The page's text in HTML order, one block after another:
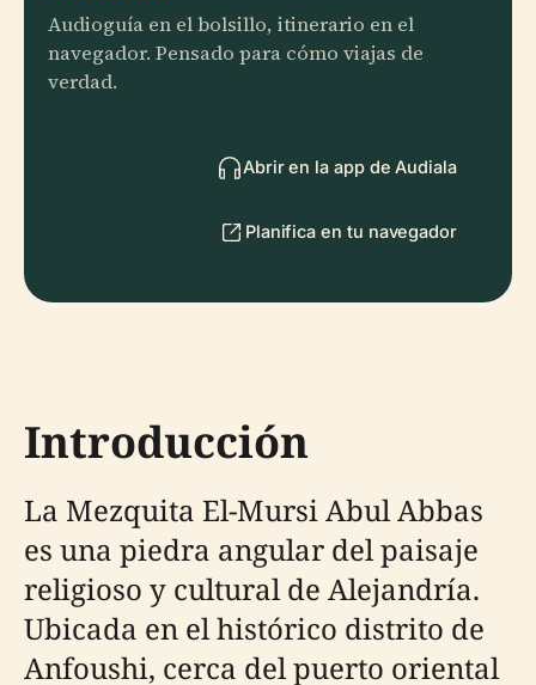
Audioguía en el bolsillo, itinerario en el
navegador. Pensado para cómo viajas de
verdad.
Abrir en la app de Audiala
Planifica en tu navegador
Introducción
La Mezquita El-Mursi Abul Abbas
es una piedra angular del paisaje
religioso y cultural de Alejandría.
Ubicada en el histórico distrito de
Anfoushi, cerca del puerto oriental